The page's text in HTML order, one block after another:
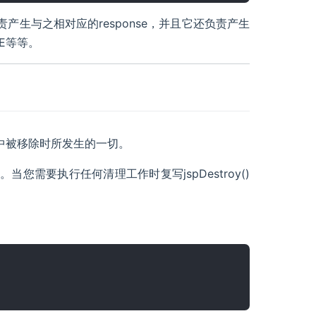
生与之相对应的response，并且它还负责产生
等。
移除时所发生的一切。
当您需要执行任何清理工作时复写jspDestroy()